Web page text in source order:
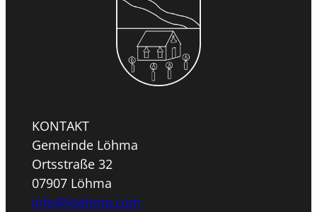
KONTAKT
Gemeinde Löhma
Ortsstraße 32
07907 Löhma
info@loehma.com